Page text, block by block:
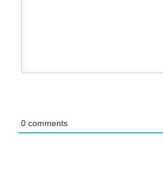
0 comments